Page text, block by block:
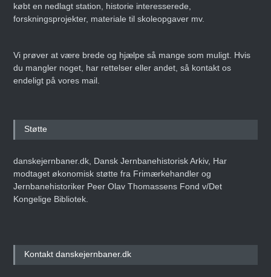
købt en nedlagt station, historie interesserede,
forskningsprojekter, materiale til skoleopgaver mv.
Vi prøver at være brede og hjælpe så mange som muligt. Hvis
du mangler noget, har rettelser eller andet, så kontakt os
endeligt på vores mail.
Støtte
danskejernbaner.dk, Dansk Jernbanehistorisk Arkiv, Har
modtaget økonomisk støtte fra Frimærkehandler og
Jernbanehistoriker Peer Olav Thomassens Fond v/Det
Kongelige Bibliotek.
Kontakt danskejernbaner.dk